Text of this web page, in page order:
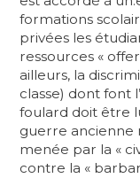
formations
privées les
ressources «
ailleurs, la
classe) dont font
foulard doit être
guerre ancienne
menée par la «
contre la «